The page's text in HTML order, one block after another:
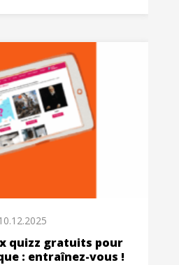
quizz gratuits pour
: entraînez-vous !